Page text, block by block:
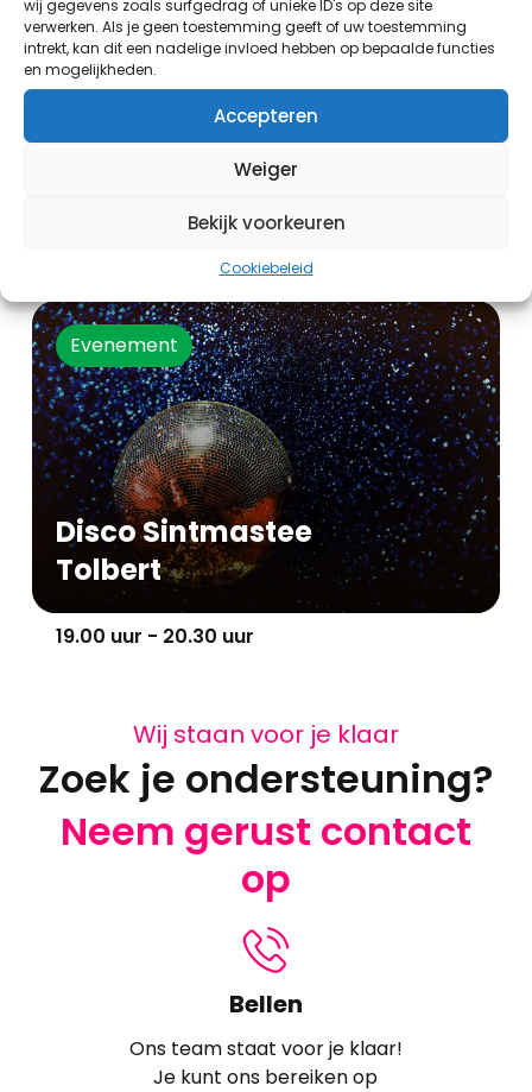
wij gegevens zoals surfgedrag of unieke ID's op deze site
verwerken. Als je geen toestemming geeft of uw toestemming
intrekt, kan dit een nadelige invloed hebben op bepaalde functies
en mogelijkheden.
Accepteren
Weiger
Bekijk voorkeuren
Cookiebeleid
19:00 uur - 20:00 uur
Evenement
Disco Sintmastee
Tolbert
19.00 uur - 20.30 uur
Wij staan voor je klaar
Zoek je ondersteuning?
Neem gerust contact
op
Bellen
Ons team staat voor je klaar!
Je kunt ons bereiken op